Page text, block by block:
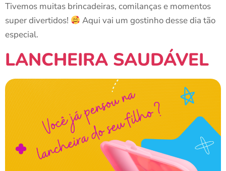
Tivemos muitas brincadeiras, comilanças e momentos
super divertidos!
Aqui vai um gostinho desse dia tão
especial.
LANCHEIRA SAUDÁVEL